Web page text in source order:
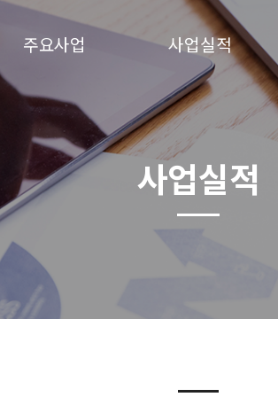
주요사업 사업실적
사업실적